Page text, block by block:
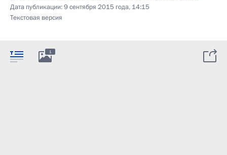
Дата публикации:9 сентября 2015 года, 14:15
Текстовая версия
1